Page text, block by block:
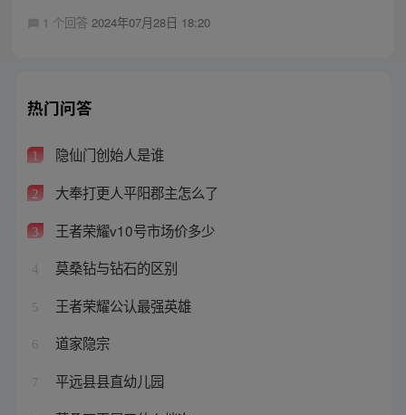
1 个回答 2024年07月28日 18:20
热门问答
1 隐仙门创始人是谁
2 大奉打更人平阳郡主怎么了
3 王者荣耀v10号市场价多少
4 莫桑钻与钻石的区别
5 王者荣耀公认最强英雄
6 道家隐宗
7 平远县县直幼儿园